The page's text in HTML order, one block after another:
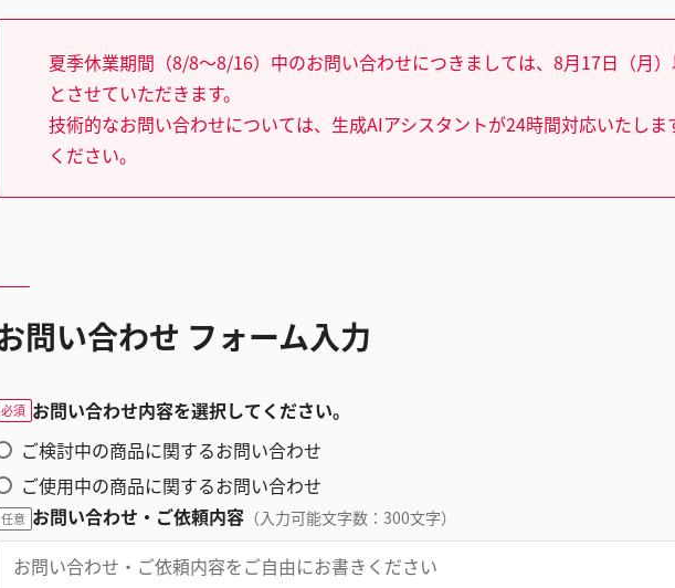
夏季休業期間（8/8～8/16）中のお問い合わせにつきましては、8月17日（月
とさせていただきます。
技術的なお問い合わせについては、生成AIアシスタントが24時間対応いたしま
ください。
問い合わせ フォーム入力
必須 お問い合わせ内容を選択してください。
ご検討中の商品に関するお問い合わせ
ご使用中の商品に関するお問い合わせ
任意 お問い合わせ・ご依頼内容 （入力可能文字数：300文字）